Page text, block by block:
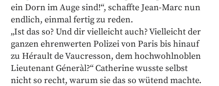
ein Dorn im Auge sind!“, schaffte Jean-Marc nun
endlich, einmal fertig zu reden.
„Ist das so? Und dir vielleicht auch? Vielleicht der
ganzen ehrenwerten Polizei von Paris bis hinauf
zu Hérault de Vaucresson, dem hochwohlnoblen
Lieutenant Géneràl?“ Catherine wusste selbst
nicht so recht, warum sie das so wütend machte.